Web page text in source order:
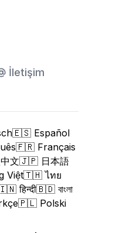
İletişim
🇪🇸 Español
🇫🇷 Français
文🇯🇵 日本語
Việt🇹🇭 ไทย
हिन्दी🇧🇩 বাংলা
🇵🇱 Polski